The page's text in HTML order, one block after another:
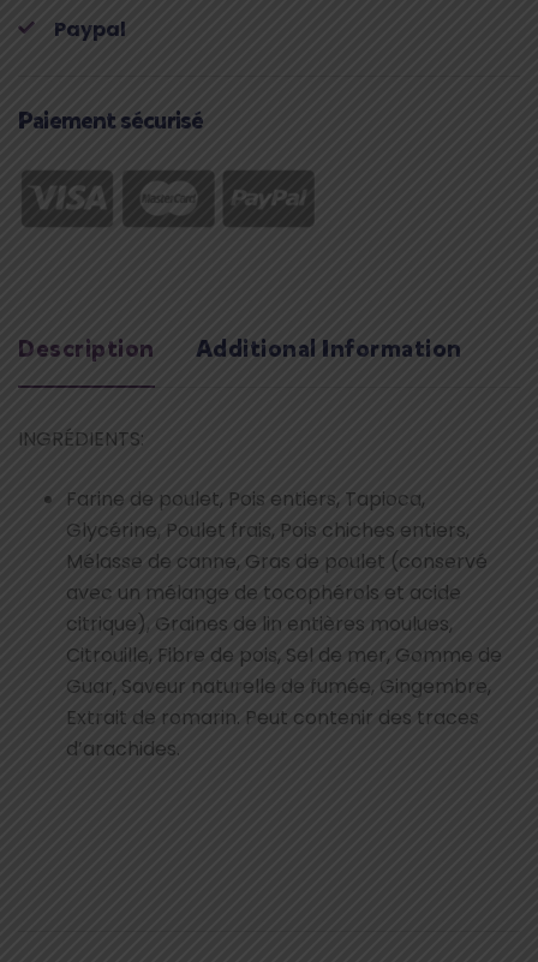
Paypal
Paiement sécurisé
Description Additional Information
INGRÉDIENTS:
Farine de poulet, Pois entiers, Tapioca,
Glycérine, Poulet frais, Pois chiches entiers,
Mélasse de canne, Gras de poulet (conservé
avec un mélange de tocophérols et acide
citrique), Graines de lin entières moulues,
Citrouille, Fibre de pois, Sel de mer, Gomme de
Guar, Saveur naturelle de fumée, Gingembre,
Extrait de romarin. Peut contenir des traces
d’arachides.